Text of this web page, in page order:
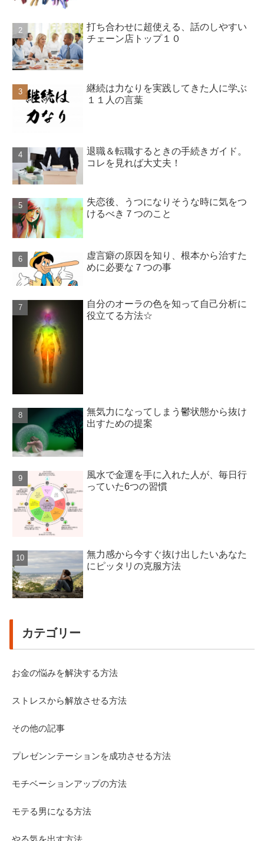
打ち合わせに超使える、話のしやすい
チェーン店トップ１０
継続は力なりを実践してきた人に学ぶ
１１人の言葉
退職＆転職するときの手続きガイド。
コレを見れば大丈夫！
失恋後、うつになりそうな時に気をつ
けるべき７つのこと
虚言癖の原因を知り、根本から治すた
めに必要な７つの事
自分のオーラの色を知って自己分析に
役立てる方法☆
無気力になってしまう鬱状態から抜け
出すための提案
風水で金運を手に入れた人が、毎日行
っていた6つの習慣
無力感から今すぐ抜け出したいあなた
にピッタリの克服方法
カテゴリー
お金の悩みを解決する方法
ストレスから解放させる方法
その他の記事
プレゼンンテーションを成功させる方法
モチベーションアップの方法
モテる男になる方法